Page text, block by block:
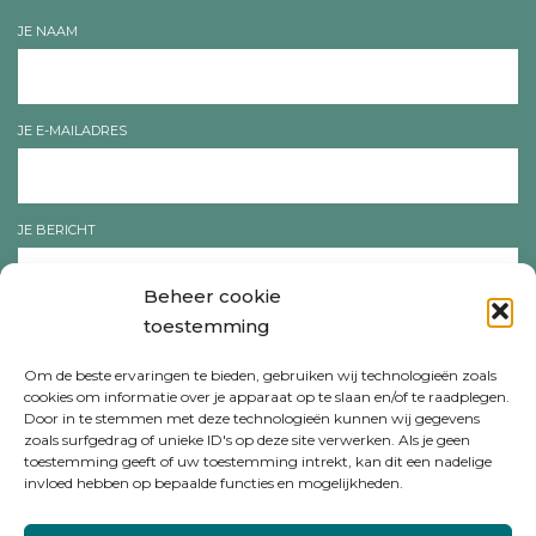
Beheer cookie
toestemming
Om de beste ervaringen te bieden, gebruiken wij technologieën zoals
cookies om informatie over je apparaat op te slaan en/of te raadplegen.
Door in te stemmen met deze technologieën kunnen wij gegevens
zoals surfgedrag of unieke ID's op deze site verwerken. Als je geen
toestemming geeft of uw toestemming intrekt, kan dit een nadelige
invloed hebben op bepaalde functies en mogelijkheden.
JE NAAM
JE E-MAILADRES
JE BERICHT